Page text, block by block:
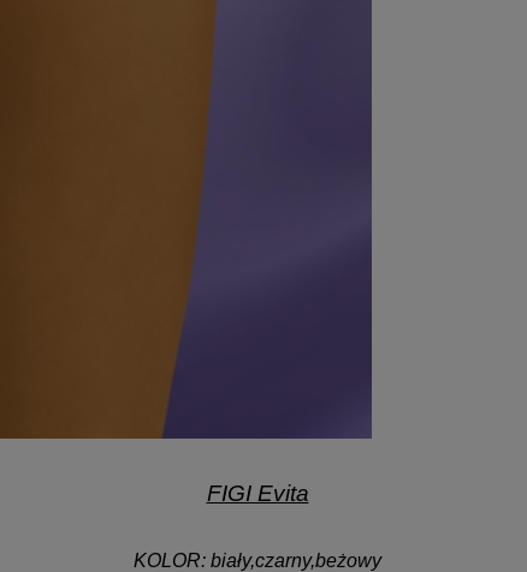
FIGI Evita
KOLOR: biały,czarny,beżowy